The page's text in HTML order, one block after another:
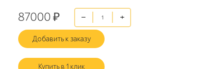
87000 ₽
Добавить к заказу
Купить в 1 клик